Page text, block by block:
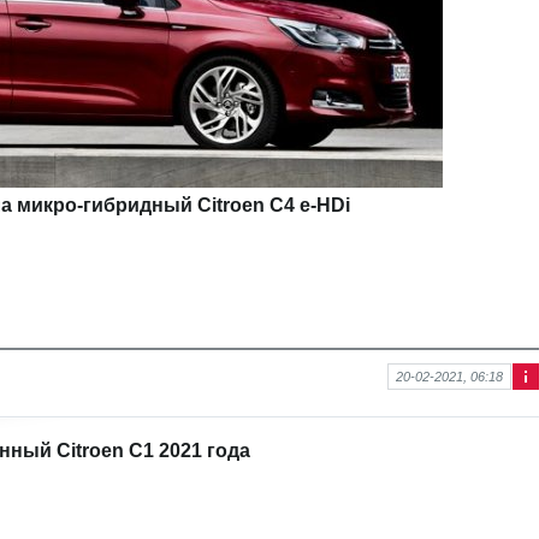
микро-гибридный Citroen C4 е-HDi
фо
20-02-2021, 06:18
Citroen C1 2021 года